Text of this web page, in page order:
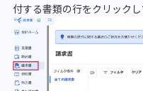
付する書類の行をクリックし